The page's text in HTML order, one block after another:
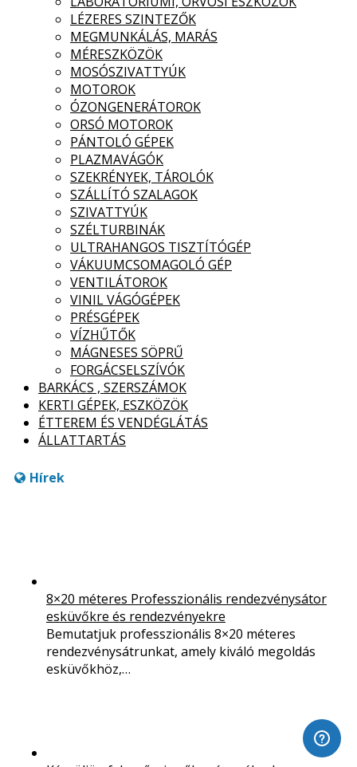
LÉZERES SZINTEZŐK
MEGMUNKÁLÁS, MARÁS
MÉRESZKÖZÖK
MOSÓSZIVATTYÚK
MOTOROK
ÓZONGENERÁTOROK
ORSÓ MOTOROK
PÁNTOLÓ GÉPEK
PLAZMAVÁGÓK
SZEKRÉNYEK, TÁROLÓK
SZÁLLÍTÓ SZALAGOK
SZIVATTYÚK
SZÉLTURBINÁK
ULTRAHANGOS TISZTÍTÓGÉP
VÁKUUMCSOMAGOLÓ GÉP
VENTILÁTOROK
VINIL VÁGÓGÉPEK
PRÉSGÉPEK
VÍZHŰTŐK
MÁGNESES SÖPRŰ
FORGÁCSELSZÍVÓK
BARKÁCS , SZERSZÁMOK
KERTI GÉPEK, ESZKÖZÖK
ÉTTEREM ÉS VENDÉGLÁTÁS
ÁLLATTARTÁS
Hírek
8×20 méteres Professzionális rendezvénysátor
esküvőkre és rendezvényekre
Bemutatjuk professzionális 8×20 méteres
rendezvénysátrunkat, amely kiváló megoldás
esküvőkhöz,…